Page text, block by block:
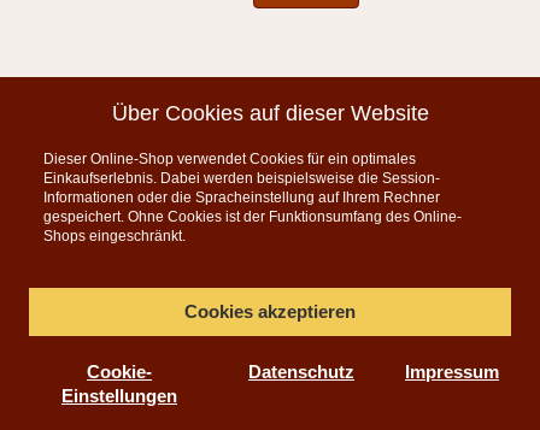
Instagram
KONTAKT
info@teeauslese.de
Über Cookies auf dieser Website
Dieser Online-Shop verwendet Cookies für ein optimales
Einkaufserlebnis. Dabei werden beispielsweise die Session-
Informationen oder die Spracheinstellung auf Ihrem Rechner
gespeichert. Ohne Cookies ist der Funktionsumfang des Online-
Shops eingeschränkt.
Cookies akzeptieren
Cookie-
Einstellungen
Datenschutz Impressum